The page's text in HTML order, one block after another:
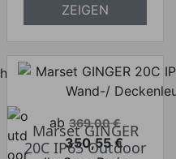
ZEIGEN
Verkaufspreis
ab 369,00 €
Preis
350,55 €
Marset GINGER
20C IP65 Outdoor